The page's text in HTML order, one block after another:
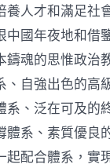
養人才和滿足社
中國年夜地和借
鑄魂的思惟政治
、自強出色的高
系、泛在可及的
體系、素質優良
起配合體系，實